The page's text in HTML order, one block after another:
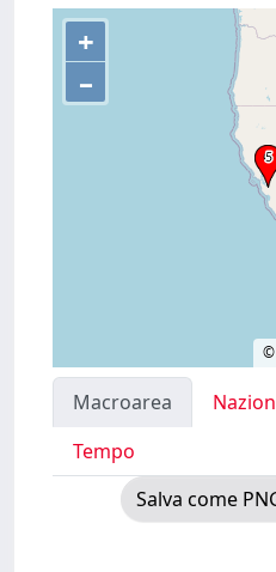
+
–
©
Macroarea
Tempo
Salva come